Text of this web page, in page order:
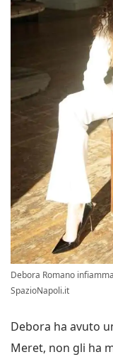
Debora Romano
SpazioNapoli.it
Debora ha avuto
Meret, non gli ha